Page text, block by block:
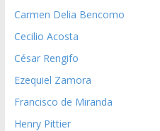
Carmen Delia Bencomo
Cecilio Acosta
César Rengifo
Ezequiel Zamora
Francisco de Miranda
Henry Pittier